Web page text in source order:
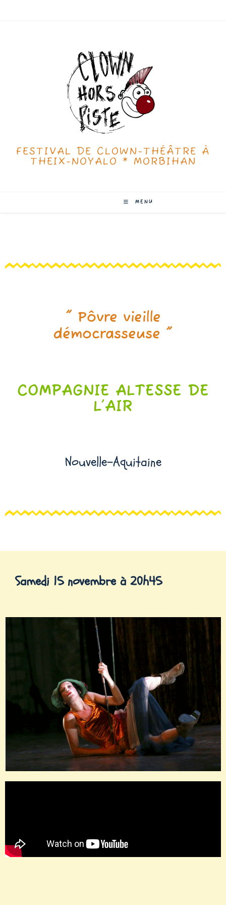
FESTIVAL DE CLOWN-THÉÂTRE À
THEIX-NOYALO * MORBIHAN
MENU
" Pôvre vieille
démocrasseuse "
COMPAGNIE ALTESSE DE
L’AIR
Nouvelle-Aquitaine
Samedi 15 novembre à 20h45